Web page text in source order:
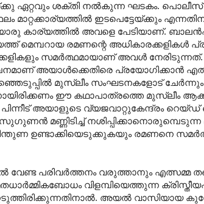
ഏറ്റവും ശക്തി നൽകുന്ന ഘടകം.
ഇടപെട്ടേയ്ക്കും
അവളെ പേടിയാണ്.
രമണന്റെ അധികാരക്കളികൾ
സമർത്ഥമായാണ് അവൾ നേരിടുന്നത്.
അയാൾക്കെതിരെ പ്രയോഗിക്കാൻ
മുസ്ലീം സംഘടനകളോട് ചേർന്നും
ഈ കഥാപാത്രത്തെ മുസ്ലീം
അയാളുടെ വ്യജവാറ്റുകേന്ദ്രം
മണ്ണിടിച്ച്
പിന്തുണ ഉണ്ടാക്കിയെടുക്കുകയും രമണനെ
പരിവർത്തനം വരുത്താനും എത്സമ്മ
വിളമ്പിയെത്തുന്ന
അയൽ വാസിയായ